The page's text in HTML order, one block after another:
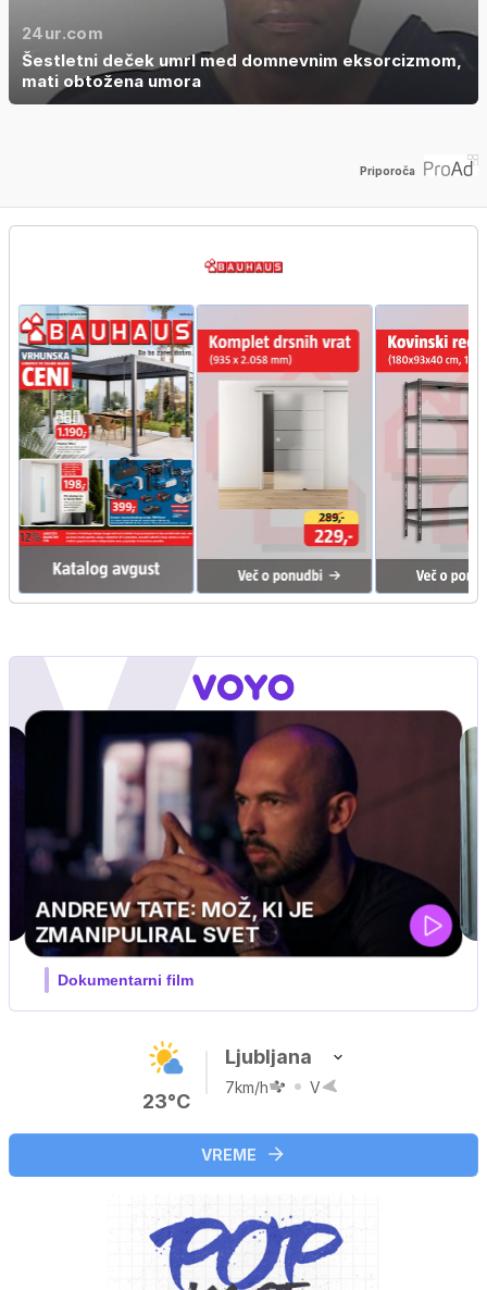
24ur.com
Šestletni deček umrl med domnevnim eksorcizmom,
mati obtožena umora
Priporoča
23°C
Ljubljana
7km/h V
VREME